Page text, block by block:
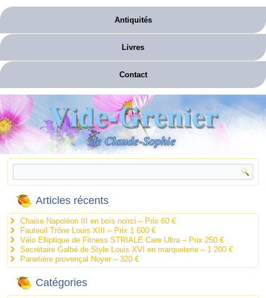
Antiquités
Livres
Contact
Vide-Grenier
de Claude-Sophie
Articles récents
Chaise Napoléon III en bois noirci – Prix 60 €
Fauteuil Trône Louis XIII – Prix 1 600 €
Vélo Elliptique de Fitness STRIALE Care Ultra – Prix 250 €
Secrétaire Galbé de Style Louis XVI en marqueterie – 1 200 €
Panetière provençal Noyer – 320 €
Catégories